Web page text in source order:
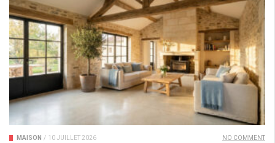
MAISON / 10 JUILLET 2026 NO COMMENT